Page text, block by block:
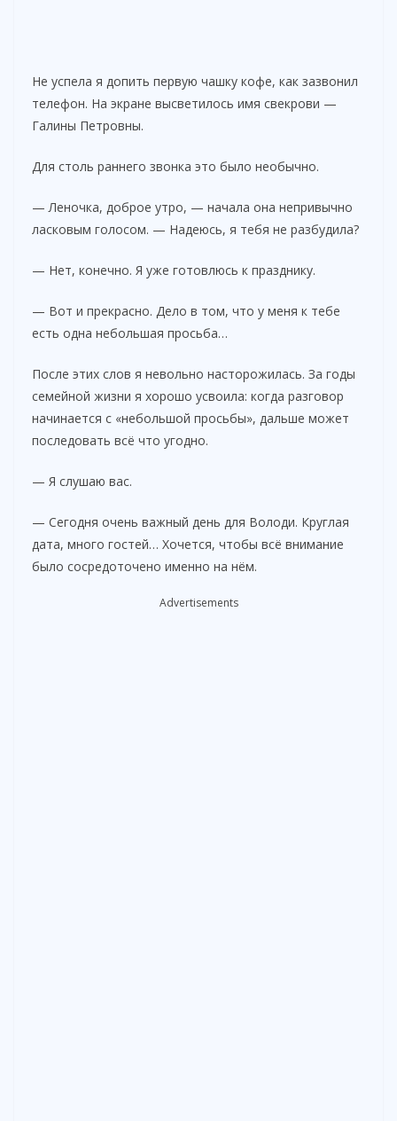
Не успела я допить первую чашку кофе, как зазвонил
телефон. На экране высветилось имя свекрови —
Галины Петровны.
Для столь раннего звонка это было необычно.
— Леночка, доброе утро, — начала она непривычно
ласковым голосом. — Надеюсь, я тебя не разбудила?
— Нет, конечно. Я уже готовлюсь к празднику.
— Вот и прекрасно. Дело в том, что у меня к тебе
есть одна небольшая просьба…
После этих слов я невольно насторожилась. За годы
семейной жизни я хорошо усвоила: когда разговор
начинается с «небольшой просьбы», дальше может
последовать всё что угодно.
— Я слушаю вас.
— Сегодня очень важный день для Володи. Круглая
дата, много гостей… Хочется, чтобы всё внимание
было сосредоточено именно на нём.
Advertisements